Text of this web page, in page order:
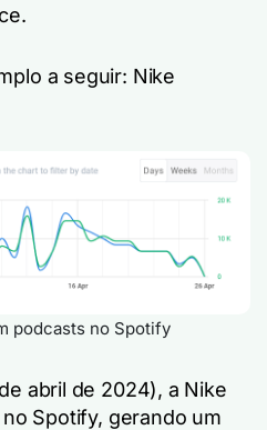
a seguir: Nike
podcasts no Spotify
abril de 2024), a Nike
Spotify, gerando um